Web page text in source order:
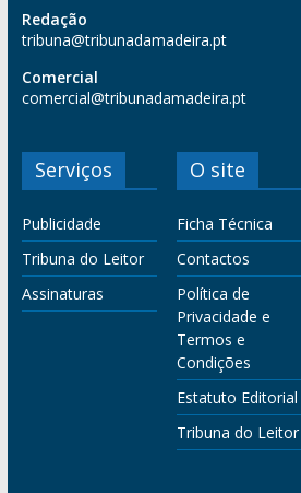
Redação
tribuna@tribunadamadeira.pt
Comercial
comercial@tribunadamadeira.pt
Serviços
Publicidade
Tribuna do Leitor
Assinaturas
O site
Ficha Técnica
Contactos
Política de
Privacidade e
Termos e
Condições
Estatuto Editorial
Tribuna do Leitor